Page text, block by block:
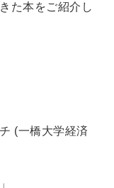
た本をご紹介し
(一橋大学経済